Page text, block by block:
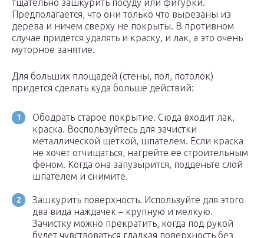
тщательно зашкурить посуду или фигурки.
Предполагается, что они только что вырезаны из
дерева и ничем сверху не покрыты. В противном
случае придется удалять и краску, и лак, а это очень
муторное занятие.
Для больших площадей (стены, пол, потолок)
придется сделать куда больше действий:
Ободрать старое покрытие. Сюда входит лак,
краска. Воспользуйтесь для зачистки
металлической щеткой, шпателем. Если краска
не хочет отчищаться, нагрейте ее строительным
феном. Когда она запузырится, подденьте слой
шпателем и снимите.
Зашкурить поверхность. Используйте для этого
два вида наждачек – крупную и мелкую.
Зачистку можно прекратить, когда под рукой
будет чувствоваться гладкая поверхность без